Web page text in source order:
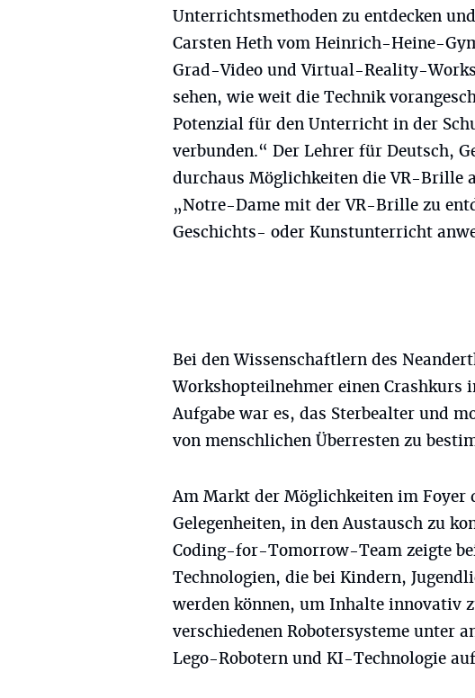
Unterrichtsmethoden zu entdecken
Carsten Heth vom Heinrich-Heine-
Grad-Video und Virtual-Reality-
sehen, wie weit die Technik
Potenzial für den Unterricht in der
verbunden.“ Der Lehrer für Deutsch,
durchaus Möglichkeiten die VR-Brille
„Notre-Dame mit der VR-Brille zu
Geschichts- oder Kunstunterricht
Bei den Wissenschaftlern des
Workshopteilnehmer einen Crashkurs
Aufgabe war es, das Sterbealter und
von menschlichen Überresten zu
Am Markt der Möglichkeiten im Foyer
Gelegenheiten, in den Austausch zu
Coding-for-Tomorrow-Team zeigte
Technologien, die bei Kindern,
werden können, um Inhalte innovativ
verschiedenen Robotersysteme unter
Lego-Robotern und KI-Technologie